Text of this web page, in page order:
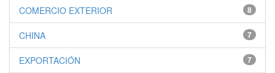
8
COMERCIO EXTERIOR
7
CHINA
7
EXPORTACIÓN